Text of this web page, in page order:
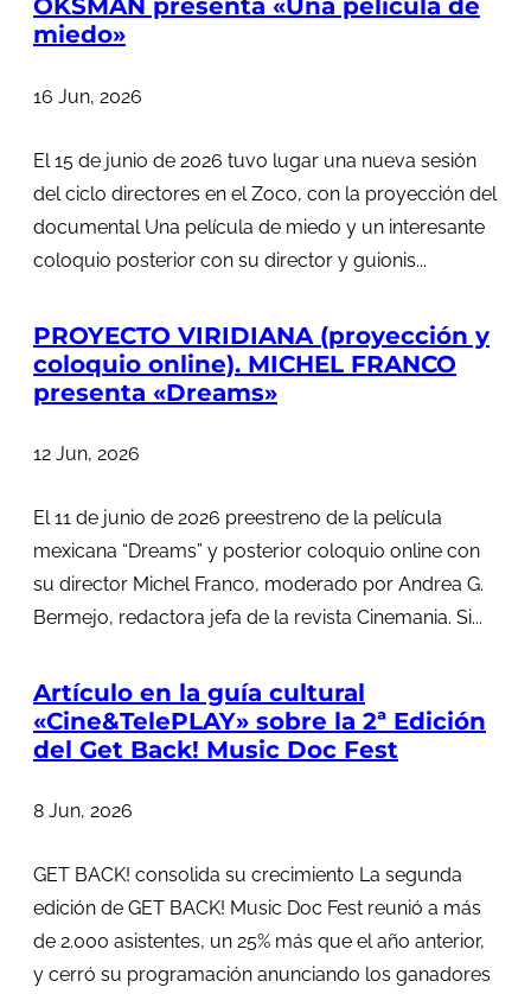
OKSMAN presenta «Una película de
miedo»
16 Jun, 2026
El 15 de junio de 2026 tuvo lugar una nueva sesión
del ciclo directores en el Zoco, con la proyección del
documental Una película de miedo y un interesante
coloquio posterior con su director y guionis...
PROYECTO VIRIDIANA (proyección y
coloquio online). MICHEL FRANCO
presenta «Dreams»
12 Jun, 2026
El 11 de junio de 2026 preestreno de la película
mexicana “Dreams” y posterior coloquio online con
su director Michel Franco, moderado por Andrea G.
Bermejo, redactora jefa de la revista Cinemania. Si...
Artículo en la guía cultural
«Cine&TelePLAY» sobre la 2ª Edición
del Get Back! Music Doc Fest
8 Jun, 2026
GET BACK! consolida su crecimiento La segunda
edición de GET BACK! Music Doc Fest reunió a más
de 2.000 asistentes, un 25% más que el año anterior,
y cerró su programación anunciando los ganadores